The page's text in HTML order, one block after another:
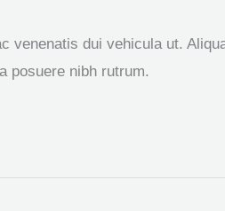
venenatis dui vehicula ut.
posuere nibh rutrum.